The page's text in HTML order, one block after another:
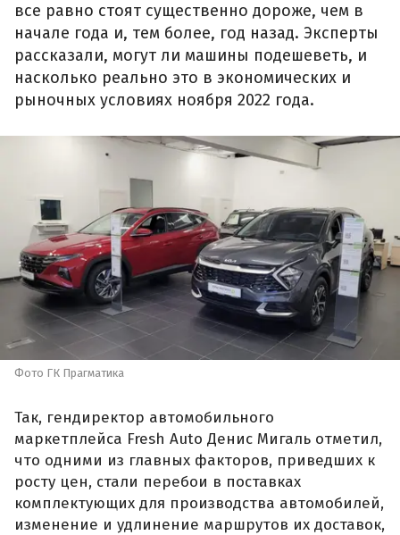
все равно стоят существенно дороже, чем в
начале года и, тем более, год назад. Эксперты
рассказали, могут ли машины подешеветь, и
насколько реально это в экономических и
рыночных условиях ноября 2022 года.
Фото ГК Прагматика
Так, гендиректор автомобильного
маркетплейса Fresh Auto Денис Мигаль отметил,
что одними из главных факторов, приведших к
росту цен, стали перебои в поставках
комплектующих для производства автомобилей,
изменение и удлинение маршрутов их доставок,